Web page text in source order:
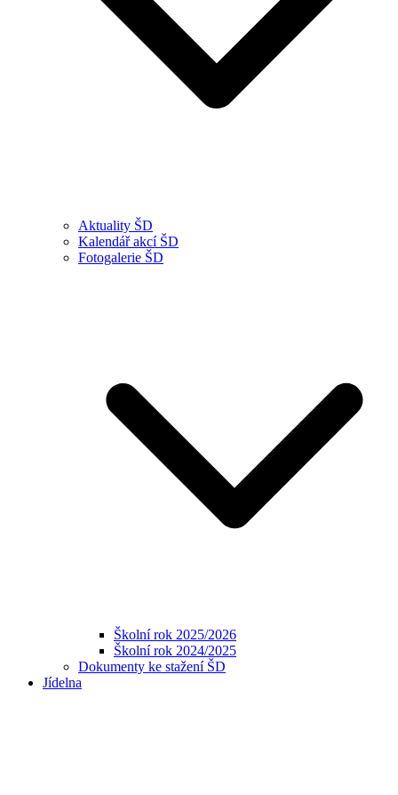
Aktuality ŠD
Kalendář akcí ŠD
Fotogalerie ŠD
Školní rok 2025/2026
Školní rok 2024/2025
Dokumenty ke stažení ŠD
Jídelna